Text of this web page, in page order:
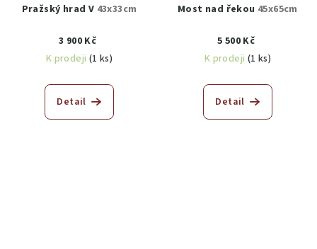
Pražský hrad V 43x33cm
3 900 Kč
K prodeji (1 ks)
Detail
Most nad řekou 45x65cm
5 500 Kč
K prodeji (1 ks)
Detail